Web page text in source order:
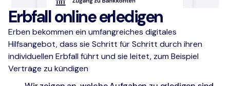
Erbfall online erledigen
Erben bekommen ein umfangreiches digitales
Hilfsangebot, dass sie Schritt für Schritt durch ihren
individuellen Erbfall führt und sie leitet, zum Beispiel
Verträge zu kündigen